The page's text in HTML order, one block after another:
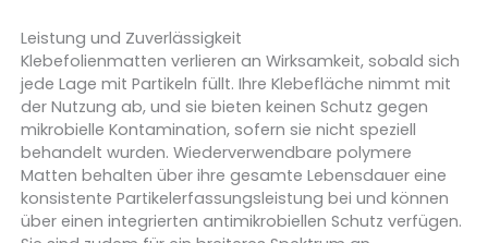
Leistung und Zuverlässigkeit
Klebefolienmatten verlieren an Wirksamkeit, sobald sich
jede Lage mit Partikeln füllt. Ihre Klebefläche nimmt mit
der Nutzung ab, und sie bieten keinen Schutz gegen
mikrobielle Kontamination, sofern sie nicht speziell
behandelt wurden. Wiederverwendbare polymere
Matten behalten über ihre gesamte Lebensdauer eine
konsistente Partikelerfassungsleistung bei und können
über einen integrierten antimikrobiellen Schutz verfügen.